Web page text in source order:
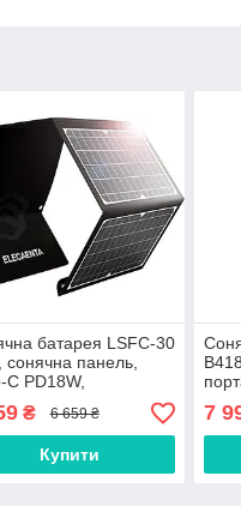
батарея LSFC-30
сонячна панель,
C PD18W,
₴ 6 659 ₴
Купити
7